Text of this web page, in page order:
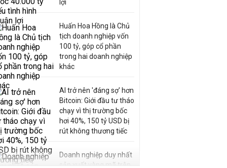
lợi
Huấn Hoa Hồng là Chủ
tịch doanh nghiệp vốn
100 tỷ, góp cổ phần
trong hai doanh nghiệp
khác
AI trở nên 'đáng sợ' hơn
Bitcoin: Giới đầu tư tháo
chạy vì thị trường bốc
hơi 40%, 150 tỷ USD bị
rút không thương tiếc
Doanh nghiệp duy nhất
sản xuất vàng mã trên